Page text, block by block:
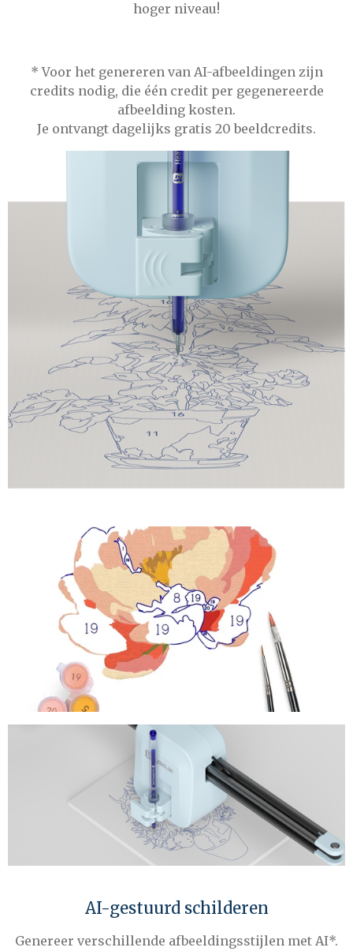
hoger niveau!
* Voor het genereren van AI-afbeeldingen zijn
credits nodig, die één credit per gegenereerde
afbeelding kosten.
Je ontvangt dagelijks gratis 20 beeldcredits.
AI-gestuurd schilderen
Genereer verschillende afbeeldingsstijlen met AI*.